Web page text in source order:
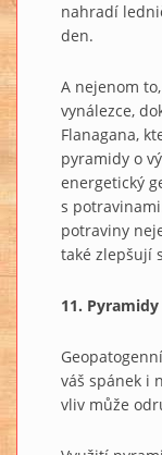
nahradí
den.
A nejenom
vynálezce,
Flanagana,
pyramidy o
energetický
s
potraviny
také zlepšují
11.
váš spánek i
vliv může